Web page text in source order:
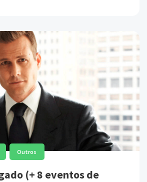
(+ 8 eventos de
, Outros